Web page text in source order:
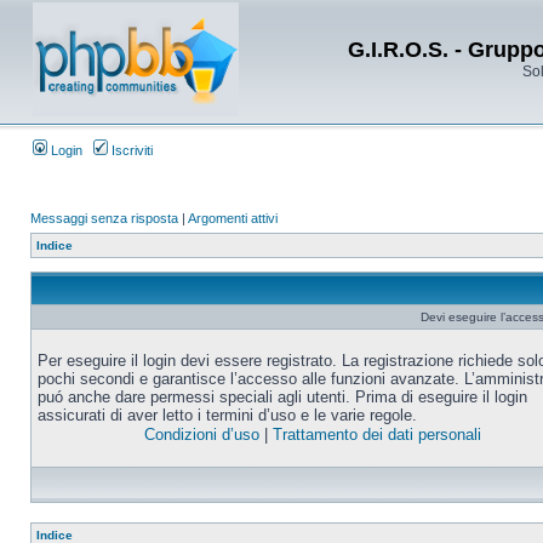
G.I.R.O.S. -
Login Iscriviti
Messaggi senza risposta | Argomenti attivi
Indice
Devi eseguire
Per eseguire il login devi essere registrato. La registrazione richiede
pochi secondi e garantisce l’accesso alle funzioni avanzate.
puó anche dare permessi speciali agli utenti. Prima di eseguire il login
assicurati di aver letto i termini d’uso e le varie regole.
Condizioni d’uso| Trattamento dei dati personali
Indice